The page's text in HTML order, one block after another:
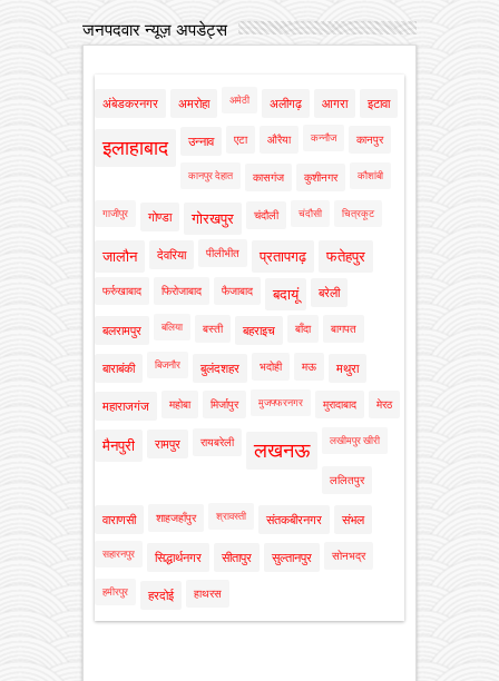
जनपदवार न्यूज़ अपडेट्स
अंबेडकरनगर अमरोहा अमेठी अलीगढ़ आगरा इटावा
इलाहाबाद उन्नाव एटा औरैया कन्नौज कानपुर
कानपुर देहात कासगंज कुशीनगर कौशांबी
गाजीपुर गोण्डा गोरखपुर चंदौली चंदौसी चित्रकूट
जालौन देवरिया पीलीभीत प्रतापगढ़ फतेहपुर
फर्रुखाबाद फिरोजाबाद फैजाबाद बदायूं बरेली
बलरामपुर बलिया बस्ती बहराइच बाँदा बागपत
बाराबंकी बिजनौर बुलंदशहर भदोही मऊ मथुरा
महाराजगंज महोबा मिर्जापुर मुजफ्फरनगर मुरादाबाद मेरठ
मैनपुरी रामपुर रायबरेली लखनऊ लखीमपुर खीरी
ललितपुर
वाराणसी शाहजहाँपुर श्रावस्ती संतकबीरनगर संभल
सहारनपुर सिद्धार्थनगर सीतापुर सुल्तानपुर सोनभद्र
हमीरपुर हरदोई हाथरस